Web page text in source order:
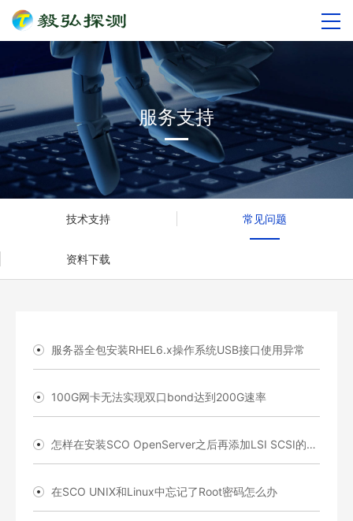
服务支持
技术支持 常见问题
资料下载
服务器全包安装RHEL6.x操作系统USB接口使用异常
100G网卡无法实现双口bond达到200G速率
怎样在安装SCO OpenServer之后再添加LSI SCSI的驱动程序
在SCO UNIX和Linux中忘记了Root密码怎么办